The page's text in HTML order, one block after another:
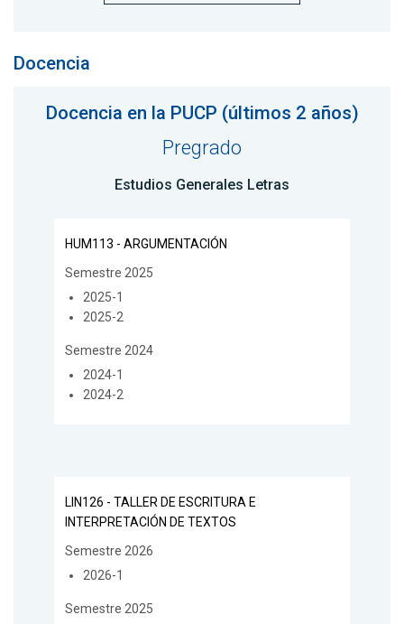
Docencia
Docencia en la PUCP (últimos 2 años)
Pregrado
Estudios Generales Letras
HUM113 - ARGUMENTACIÓN
Semestre 2025
2025-1
2025-2
Semestre 2024
2024-1
2024-2
LIN126 - TALLER DE ESCRITURA E
INTERPRETACIÓN DE TEXTOS
Semestre 2026
2026-1
Semestre 2025